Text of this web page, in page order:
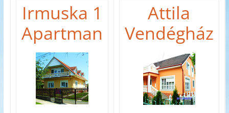
Irmuska 1
Apartman
Attila
Vendégház